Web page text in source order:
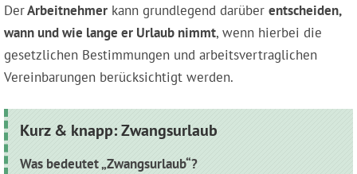
DerArbeitnehmer kann grundlegend darüber entscheiden,
wann und wie lange er Urlaub nimmt, wenn hierbei die
gesetzlichen Bestimmungen und arbeitsvertraglichen
Vereinbarungen berücksichtigt werden.
Kurz & knapp: Zwangsurlaub
Was bedeutet „Zwangsurlaub“?